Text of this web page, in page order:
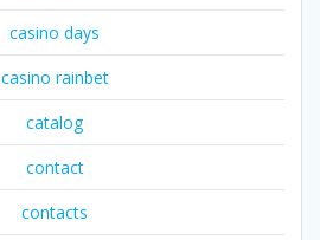
casino days
casino rainbet
catalog
contact
contacts